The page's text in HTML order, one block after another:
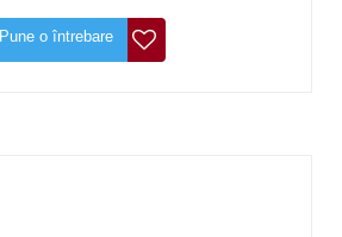
Pune o întrebare